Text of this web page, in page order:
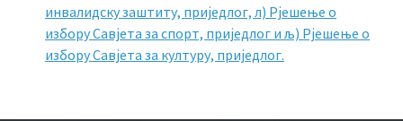
инвалидску заштиту, приједлог, л) Рјешење о
избору Савјета за спорт, приједлог и љ) Рјешење о
избору Савјета за културу, приједлог.